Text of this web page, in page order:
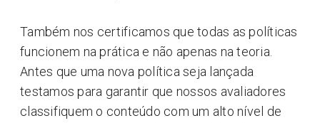
Também nos certificamos que todas as políticas
funcionem na prática e não apenas na teoria.
Antes que uma nova política seja lançada
testamos para garantir que nossos avaliadores
classifiquem o conteúdo com um alto nível de